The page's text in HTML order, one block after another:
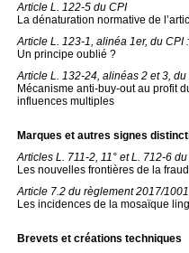
Article L. 122-5 du CPI
La dénaturation normative de
Article L. 123-1, alinéa 1er, du CPI :
Un principe oublié ?
Article L. 132-24, alinéas 2 et 3, du
Mécanisme anti-buy-out au profit
influences multiples
Marques et autres signes
Articles L. 711-2, 11° et L. 712-6
Les nouvelles frontières de la
Article 7.2 du règlement 2017/
Les incidences de la mosaïque
Brevets et créations techniques